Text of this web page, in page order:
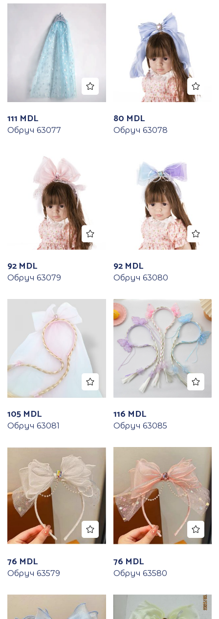
111 MDL
Обруч 63077
80 MDL
Обруч 63078
92 MDL
Обруч 63079
92 MDL
Обруч 63080
105 MDL
Обруч 63081
116 MDL
Обруч 63085
76 MDL
Обруч 63579
76 MDL
Обруч 63580